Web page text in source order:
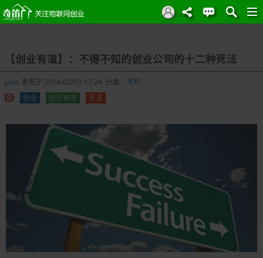
【创业有道】：不得不知的创业公司的十二种死法
pom 发布于 2014/03/03-17:24 分类： 专栏
创业
创业有道 死法